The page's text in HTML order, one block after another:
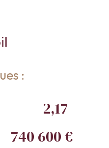
:
2,17
740 600 €